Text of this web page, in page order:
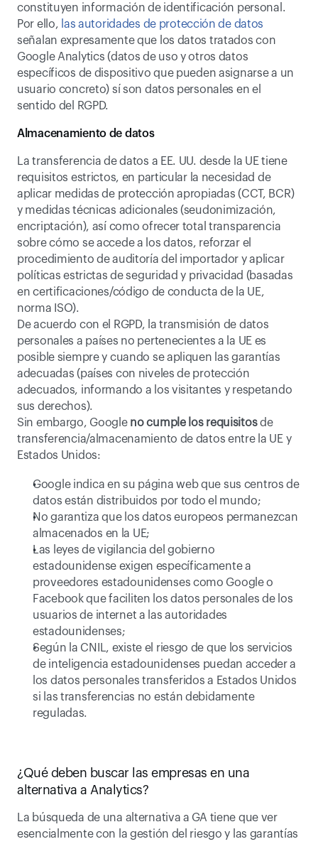
constituyen información de identificación personal.
Por ello, las autoridades de protección de datos
señalan expresamente que los datos tratados con
Google Analytics (datos de uso y otros datos
específicos de dispositivo que pueden asignarse a un
usuario concreto) sí son datos personales en el
sentido del RGPD.
Almacenamiento de datos
La transferencia de datos a EE. UU. desde la UE tiene
requisitos estrictos, en particular la necesidad de
aplicar medidas de protección apropiadas (CCT, BCR)
y medidas técnicas adicionales (seudonimización,
encriptación), así como ofrecer total transparencia
sobre cómo se accede a los datos, reforzar el
procedimiento de auditoría del importador y aplicar
políticas estrictas de seguridad y privacidad (basadas
en certificaciones/código de conducta de la UE,
norma ISO).
De acuerdo con el RGPD, la transmisión de datos
personales a países no pertenecientes a la UE es
posible siempre y cuando se apliquen las garantías
adecuadas (países con niveles de protección
adecuados, informando a los visitantes y respetando
sus derechos).
Sin embargo, Google no cumple los requisitos de
transferencia/almacenamiento de datos entre la UE y
Estados Unidos:
Google indica en su página web que sus centros de
datos están distribuidos por todo el mundo;
No garantiza que los datos europeos permanezcan
almacenados en la UE;
Las leyes de vigilancia del gobierno
estadounidense exigen específicamente a
proveedores estadounidenses como Google o
Facebook que faciliten los datos personales de los
usuarios de internet a las autoridades
estadounidenses;
Según la CNIL, existe el riesgo de que los servicios
de inteligencia estadounidenses puedan acceder a
los datos personales transferidos a Estados Unidos
si las transferencias no están debidamente
reguladas.
¿Qué deben buscar las empresas en una
alternativa a Analytics?
La búsqueda de una alternativa a GA tiene que ver
esencialmente con la gestión del riesgo y las garantías